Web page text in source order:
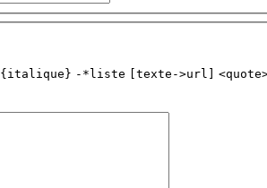
{italique} -*liste [texte->url]